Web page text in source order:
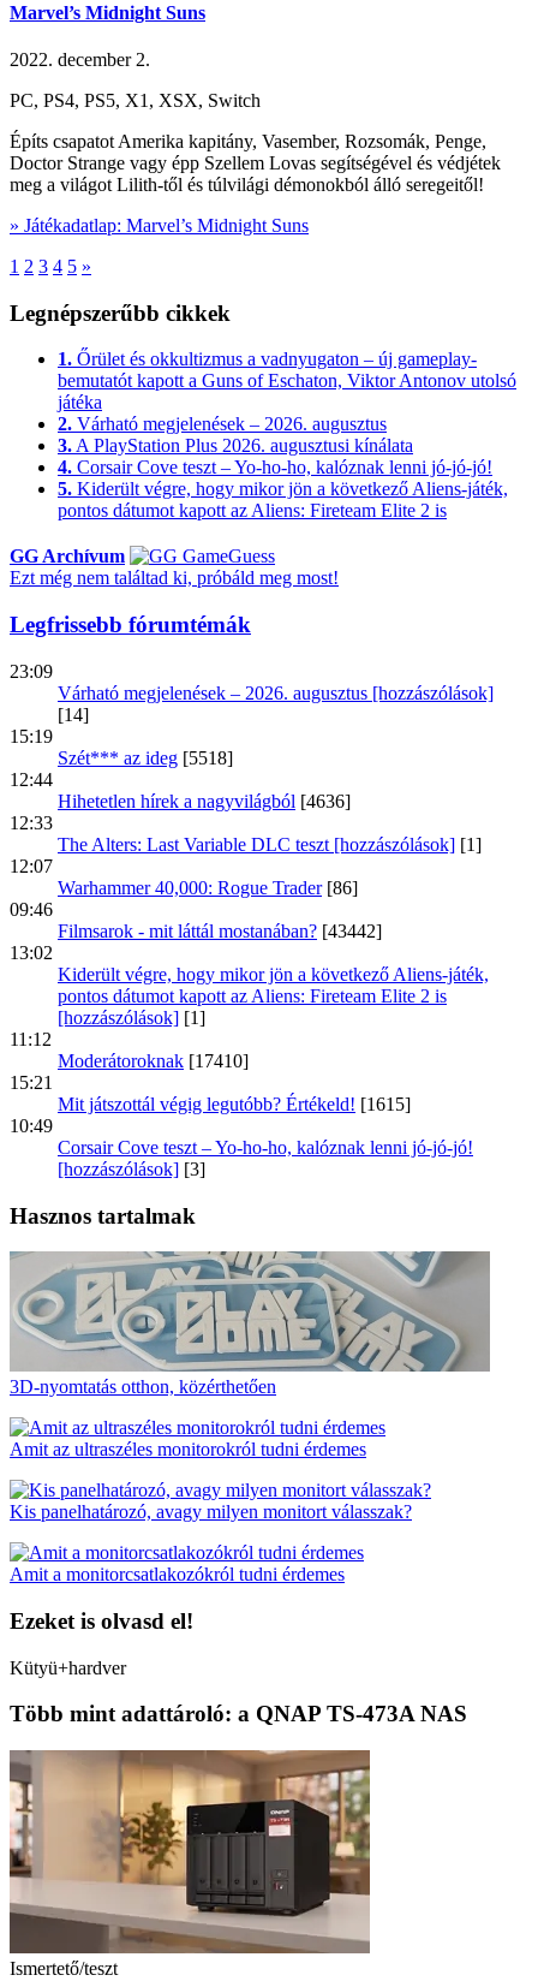
Marvel’s Midnight Suns
2022. december 2.
PC, PS4, PS5, X1, XSX, Switch
Építs csapatot Amerika kapitány, Vasember, Rozsomák, Penge,
Doctor Strange vagy épp Szellem Lovas segítségével és védjétek
meg a világot Lilith-től és túlvilági démonokból álló seregeitől!
» Játékadatlap: Marvel’s Midnight Suns
1 2 3 4 5 »
Legnépszerűbb cikkek
1. Őrület és okkultizmus a vadnyugaton – új gameplay-
bemutatót kapott a Guns of Eschaton, Viktor Antonov utolsó
játéka
2. Várható megjelenések – 2026. augusztus
3. A PlayStation Plus 2026. augusztusi kínálata
4. Corsair Cove teszt – Yo-ho-ho, kalóznak lenni jó-jó-jó!
5. Kiderült végre, hogy mikor jön a következő Aliens-játék,
pontos dátumot kapott az Aliens: Fireteam Elite 2 is
GG Archívum
Ezt még nem találtad ki, próbáld meg most!
Legfrissebb fórumtémák
23:09
Várható megjelenések – 2026. augusztus [hozzászólások]
[14]
15:19
Szét*** az ideg [5518]
12:44
Hihetetlen hírek a nagyvilágból [4636]
12:33
The Alters: Last Variable DLC teszt [hozzászólások] [1]
12:07
Warhammer 40,000: Rogue Trader [86]
09:46
Filmsarok - mit láttál mostanában? [43442]
13:02
Kiderült végre, hogy mikor jön a következő Aliens-játék,
pontos dátumot kapott az Aliens: Fireteam Elite 2 is
[hozzászólások] [1]
11:12
Moderátoroknak [17410]
15:21
Mit játszottál végig legutóbb? Értékeld! [1615]
10:49
Corsair Cove teszt – Yo-ho-ho, kalóznak lenni jó-jó-jó!
[hozzászólások] [3]
Hasznos tartalmak
3D-nyomtatás otthon, közérthetően
Amit az ultraszéles monitorokról tudni érdemes
Kis panelhatározó, avagy milyen monitort válasszak?
Amit a monitorcsatlakozókról tudni érdemes
Ezeket is olvasd el!
Kütyü+hardver
Több mint adattároló: a QNAP TS-473A NAS
Ismertető/teszt